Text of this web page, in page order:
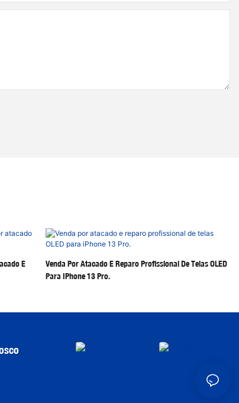
E
Venda Por Atacado E Reparo Profissional De Telas OLED
Para IPhone 13 Pro.